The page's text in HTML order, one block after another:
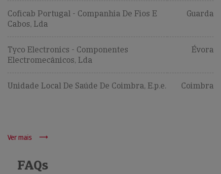
Coficab Portugal - Companhia De Fios E
Cabos, Lda
Guarda
Tyco Electronics - Componentes
Electromecânicos, Lda
Évora
Unidade Local De Saúde De Coimbra, E.p.e. Coimbra
Ver mais
FAQs